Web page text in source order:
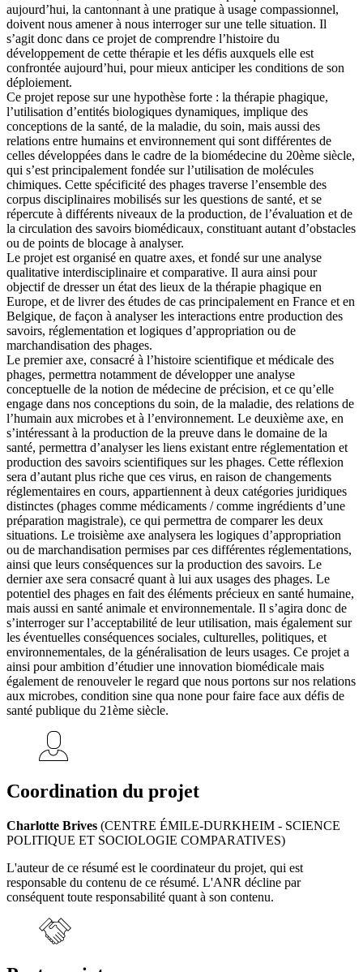
aujourd’hui, la cantonnant à une pratique à usage compassionnel,
doivent nous amener à nous interroger sur une telle situation. Il
s’agit donc dans ce projet de comprendre l’histoire du
développement de cette thérapie et les défis auxquels elle est
confrontée aujourd’hui, pour mieux anticiper les conditions de son
déploiement.
Ce projet repose sur une hypothèse forte : la thérapie phagique,
l’utilisation d’entités biologiques dynamiques, implique des
conceptions de la santé, de la maladie, du soin, mais aussi des
relations entre humains et environnement qui sont différentes de
celles développées dans le cadre de la biomédecine du 20ème siècle,
qui s’est principalement fondée sur l’utilisation de molécules
chimiques. Cette spécificité des phages traverse l’ensemble des
corpus disciplinaires mobilisés sur les questions de santé, et se
répercute à différents niveaux de la production, de l’évaluation et de
la circulation des savoirs biomédicaux, constituant autant d’obstacles
ou de points de blocage à analyser.
Le projet est organisé en quatre axes, et fondé sur une analyse
qualitative interdisciplinaire et comparative. Il aura ainsi pour
objectif de dresser un état des lieux de la thérapie phagique en
Europe, et de livrer des études de cas principalement en France et en
Belgique, de façon à analyser les interactions entre production des
savoirs, réglementation et logiques d’appropriation ou de
marchandisation des phages.
Le premier axe, consacré à l’histoire scientifique et médicale des
phages, permettra notamment de développer une analyse
conceptuelle de la notion de médecine de précision, et ce qu’elle
engage dans nos conceptions du soin, de la maladie, des relations de
l’humain aux microbes et à l’environnement. Le deuxième axe, en
s’intéressant à la production de la preuve dans le domaine de la
santé, permettra d’analyser les liens existant entre réglementation et
production des savoirs scientifiques sur les phages. Cette réflexion
sera d’autant plus riche que ces virus, en raison de changements
réglementaires en cours, appartiennent à deux catégories juridiques
distinctes (phages comme médicaments / comme ingrédients d’une
préparation magistrale), ce qui permettra de comparer les deux
situations. Le troisième axe analysera les logiques d’appropriation
ou de marchandisation permises par ces différentes réglementations,
ainsi que leurs conséquences sur la production des savoirs. Le
dernier axe sera consacré quant à lui aux usages des phages. Le
potentiel des phages en fait des éléments précieux en santé humaine,
mais aussi en santé animale et environnementale. Il s’agira donc de
s’interroger sur l’acceptabilité de leur utilisation, mais également sur
les éventuelles conséquences sociales, culturelles, politiques, et
environnementales, de la généralisation de leurs usages. Ce projet a
ainsi pour ambition d’étudier une innovation biomédicale mais
également de renouveler le regard que nous portons sur nos relations
aux microbes, condition sine qua none pour faire face aux défis de
santé publique du 21ème siècle.
Coordination du projet
Charlotte Brives (CENTRE ÉMILE-DURKHEIM - SCIENCE
POLITIQUE ET SOCIOLOGIE COMPARATIVES)
L'auteur de ce résumé est le coordinateur du projet, qui est
responsable du contenu de ce résumé. L'ANR décline par
conséquent toute responsabilité quant à son contenu.